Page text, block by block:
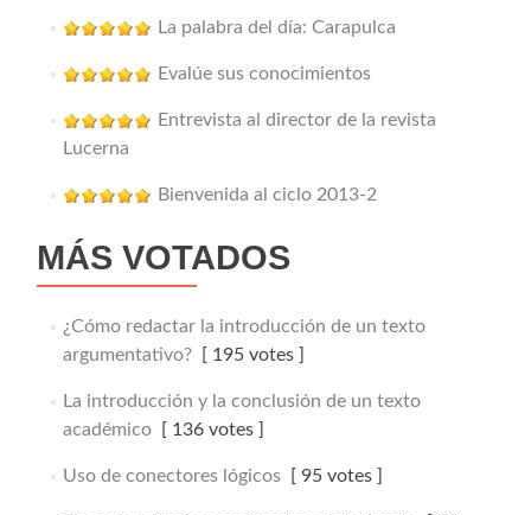
La palabra del día: Carapulca
Evalúe sus conocimientos
Entrevista al director de la revista
Lucerna
Bienvenida al ciclo 2013-2
MÁS VOTADOS
¿Cómo redactar la introducción de un texto
argumentativo?[ 195 votes ]
La introducción y la conclusión de un texto
académico[ 136 votes ]
Uso de conectores lógicos[ 95 votes ]